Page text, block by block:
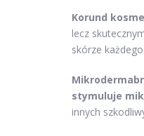
Korund
lecz
skórze
stymuluje
innych